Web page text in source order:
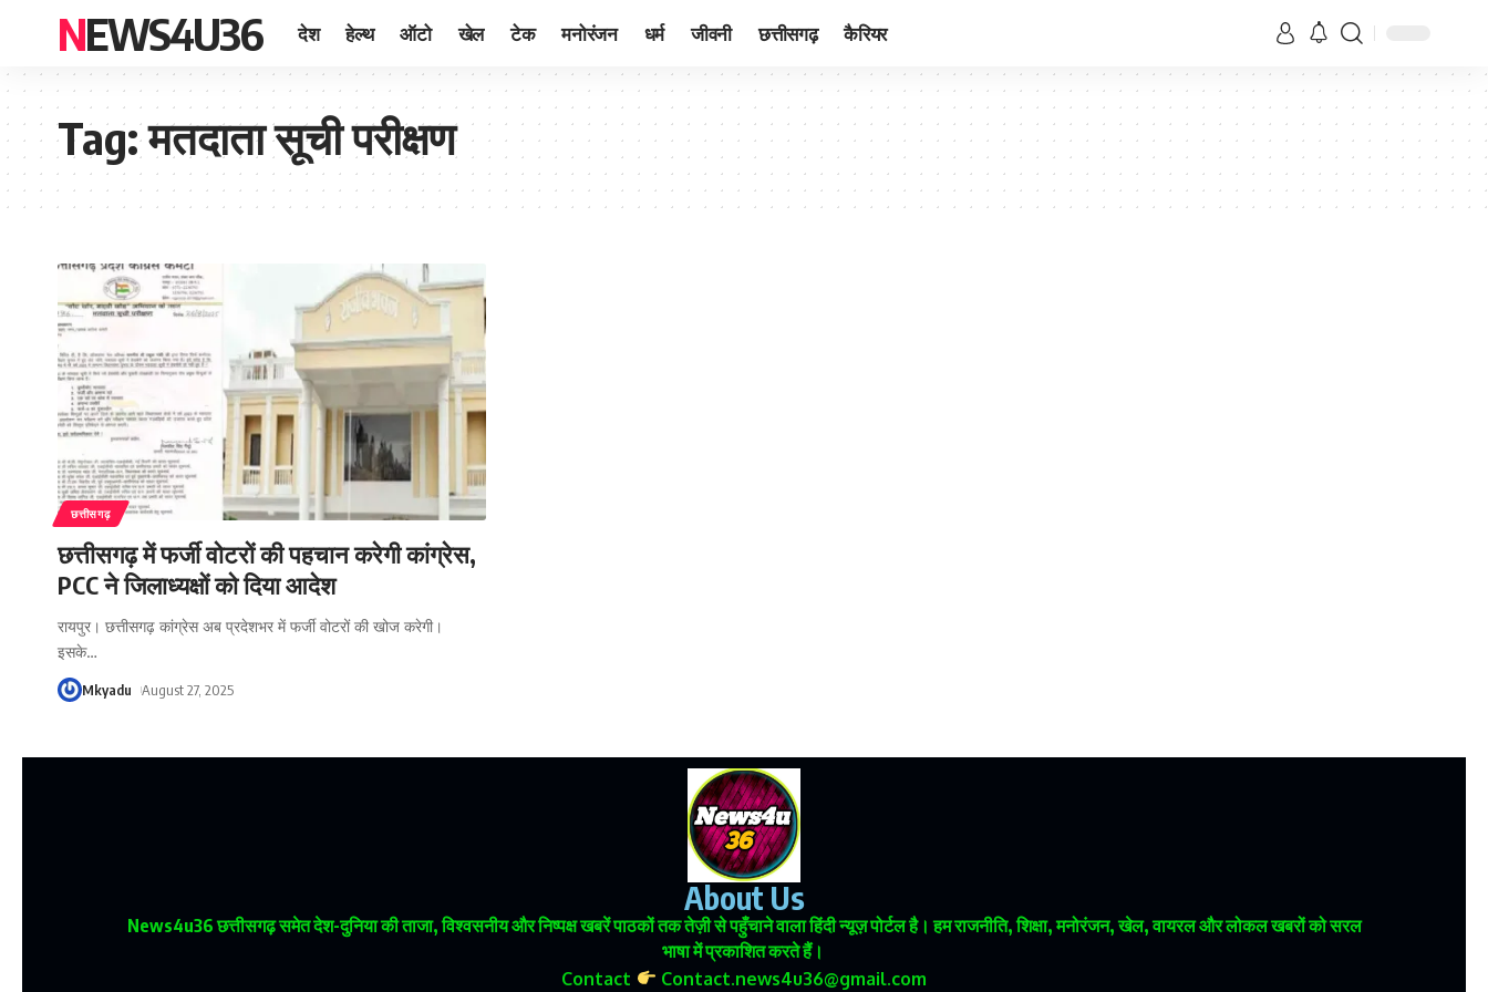
NEWS4U36 देश हेल्थ ऑटो खेल टेक मनोरंजन धर्म जीवनी छत्तीसगढ़ कैरियर
Tag:मतदाता सूची परीक्षण
छत्तीसगढ़
छत्तीसगढ़ में फर्जी वोटरों की पहचान करेगी कांग्रेस,
PCC ने जिलाध्यक्षों को दिया आदेश
रायपुर। छत्तीसगढ़ कांग्रेस अब प्रदेशभर में फर्जी वोटरों की खोज करेगी।
इसके…
Mkyadu August 27, 2025
About Us
News4u36छत्तीसगढ़ समेत देश-दुनिया की ताजा, विश्वसनीय और निष्पक्ष खबरें पाठकों तक तेज़ी से पहुँचाने वाला हिंदी न्यूज़ पोर्टल है। हम राजनीति, शिक्षा, मनोरंजन, खेल, वायरल और लोकल खबरों को सरल
भाषा में प्रकाशित करते हैं।
Contact
Contact.news4u36@gmail.com